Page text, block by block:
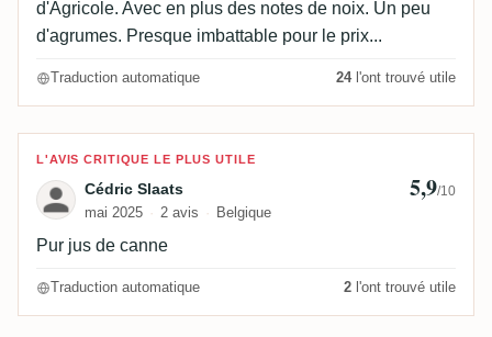
d'Agricole. Avec en plus des notes de noix. Un peu
d'agrumes. Presque imbattable pour le prix...
Traduction automatique 24l'ont trouvé utile
Avis de Cédric Slaats
L'AVIS CRITIQUE LE PLUS UTILE
Cédric Slaats
mai 2025 2 avis Belgique
5,9/10
Pur jus de canne
Traduction automatique 2 l'ont trouvé utile